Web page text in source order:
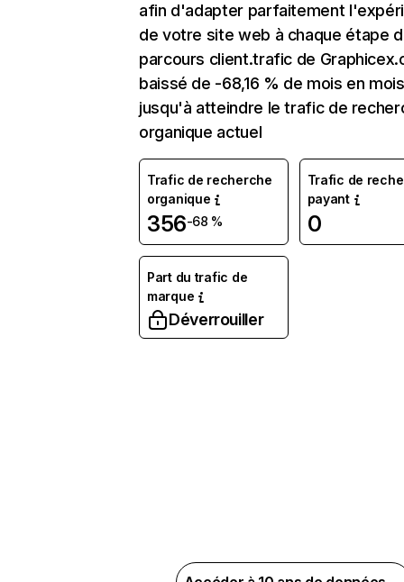
afin d'adapter parfaitement
de votre site web à chaque étape
parcours client.trafic de
baissé de -68,16 % de mois en mois
jusqu'à atteindre le trafic de
organique actuel
Trafic de recherche
organique
356-68 %
Trafic de
payant
0
Part du trafic de
marque
Déverrouiller